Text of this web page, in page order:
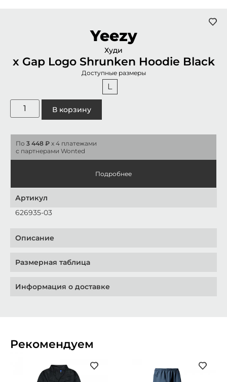
Yeezy
Худи
x Gap Logo Shrunken Hoodie Black
Доступные размеры
L
В корзину
По 3 448 ₽ x 4 платежами
с партнерами Wonted
Подробнее
Артикул
626935-03
Описание
Размерная таблица
Информация о доставке
Рекомендуем